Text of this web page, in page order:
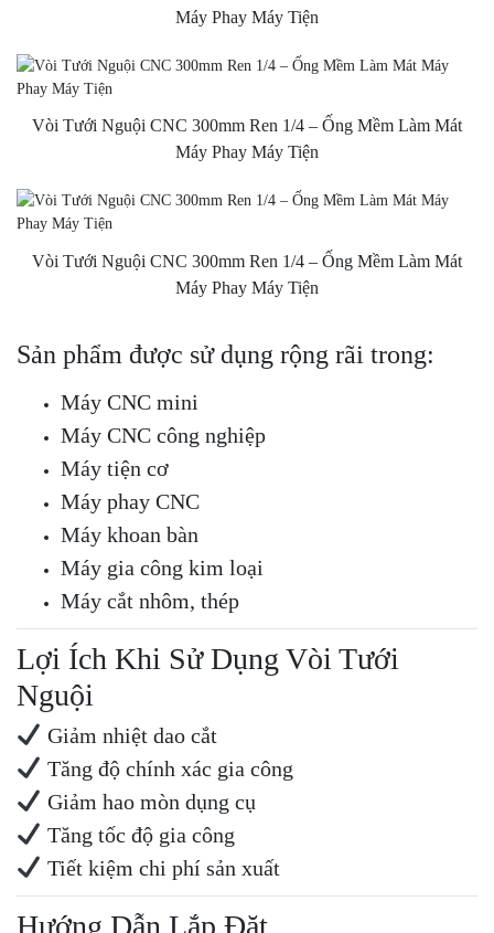
Máy Phay Máy Tiện
Vòi Tưới Nguội CNC 300mm Ren 1/4 – Ống Mềm Làm Mát
Máy Phay Máy Tiện
Vòi Tưới Nguội CNC 300mm Ren 1/4 – Ống Mềm Làm Mát
Máy Phay Máy Tiện
Sản phẩm được sử dụng rộng rãi trong:
Máy CNC mini
Máy CNC công nghiệp
Máy tiện cơ
Máy phay CNC
Máy khoan bàn
Máy gia công kim loại
Máy cắt nhôm, thép
Lợi Ích Khi Sử Dụng Vòi Tưới
Nguội
Giảm nhiệt dao cắt
Tăng độ chính xác gia công
Giảm hao mòn dụng cụ
Tăng tốc độ gia công
Tiết kiệm chi phí sản xuất
Hướng Dẫn Lắp Đặt